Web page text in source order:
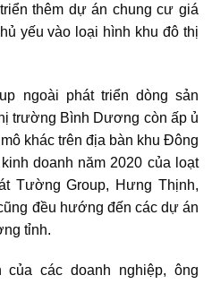
thêm dự án chung cư giá
yếu vào loại hình khu đô thị
ngoài phát triển dòng sản
trường Bình Dương còn ấp ủ
khác trên địa bàn khu Đông
doanh năm 2020 của loạt
Tường Group, Hưng Thịnh,
đều hướng đến các dự án
tỉnh.
các doanh nghiệp, ông